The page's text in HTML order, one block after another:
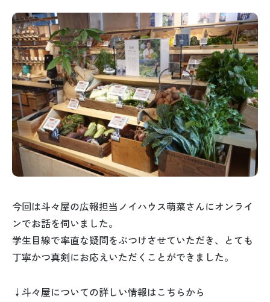
今回は斗々屋の広報担当ノイハウス萌菜さんにオンライ
ンでお話を伺いました。
学生目線で率直な疑問をぶつけさせていただき、とても
丁寧かつ真剣にお応えいただくことができました。
↓斗々屋についての詳しい情報はこちらから